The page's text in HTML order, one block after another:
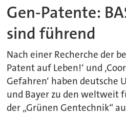
Gen-Patente:
sind führend
Nach einer Recherche der
Patent auf Leben!‘ und
Gefahren‘ haben deutsche
und Bayer zu den weltweit
der „Grünen Gentechnik“